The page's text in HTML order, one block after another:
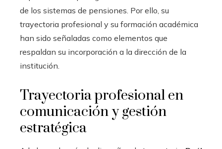
de los sistemas de pensiones. Por ello, su
trayectoria profesional y su formación académica
han sido señaladas como elementos que
respaldan su incorporación a la dirección de la
institución.
Trayectoria profesional en
comunicación y gestión
estratégica